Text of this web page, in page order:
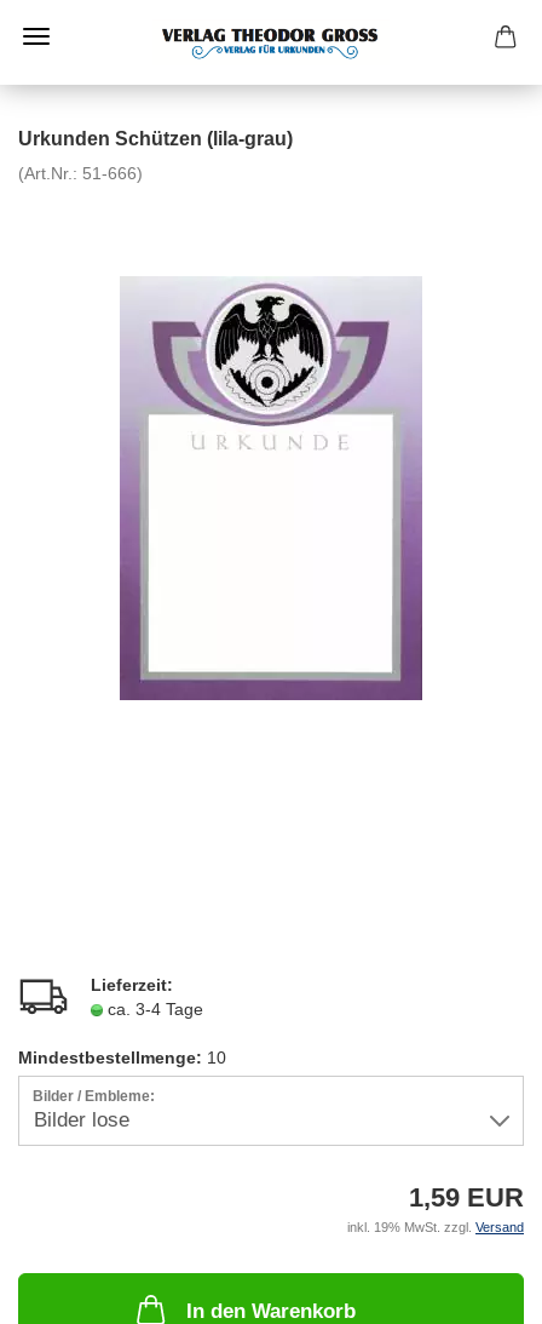
Urkunden Schützen (lila-grau)
(Art.Nr.: 51-666)
Lieferzeit:
ca. 3-4 Tage
Mindestbestellmenge: 10
Bilder / Embleme:
1,59 EUR
inkl. 19% MwSt. zzgl. Versand
In den Warenkorb